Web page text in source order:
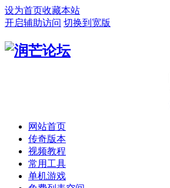
设为首页收藏本站
开启辅助访问 切换到宽版
网站首页
传奇版本
视频教程
常用工具
单机游戏